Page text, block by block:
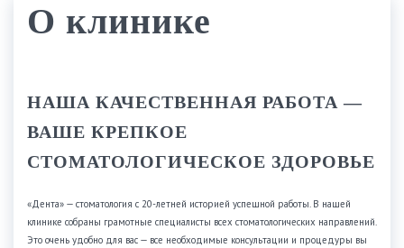
О клинике
НАША КАЧЕСТВЕННАЯ РАБОТА —
ВАШЕ КРЕПКОЕ
СТОМАТОЛОГИЧЕСКОЕ ЗДОРОВЬЕ
«Дента» — стоматология с 20-летней историей успешной работы. В нашей
клинике собраны грамотные специалисты всех стоматологических направлений.
Это очень удобно для вас — все необходимые консультации и процедуры вы